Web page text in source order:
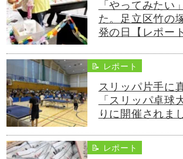
「やってみたい
た。足立区竹の
発の日【レポー
📝 レポート
スリッパ片手に
「スリッパ卓球
りに開催されま
📝 レポート